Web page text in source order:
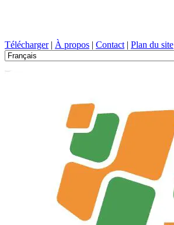
Télécharger| À propos | Contact | Plan du site